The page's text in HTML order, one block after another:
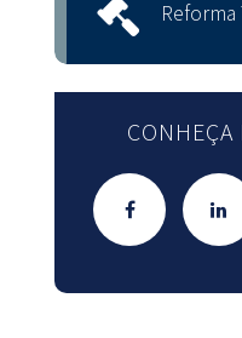
Reforma
CONHEÇA